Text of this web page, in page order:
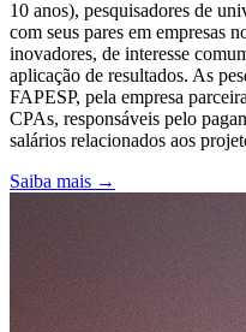
10 anos), pesquisadores de
com seus pares em empresas
inovadores, de interesse
aplicação de resultados. As
FAPESP, pela empresa
CPAs, responsáveis pelo
salários relacionados aos
Saiba mais →